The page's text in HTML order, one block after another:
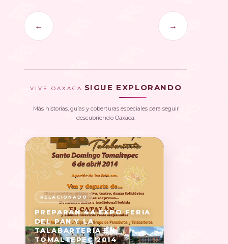
← →
VIVE OAXACA SIGUE EXPLORANDO
Más historias, guías y coberturas especiales para seguir
descubriendo Oaxaca.
PREPARAN 4A EXPO FERIA
DEL PAN Y LA
TALABARTERIA EN
TOMALTEPEC 2014